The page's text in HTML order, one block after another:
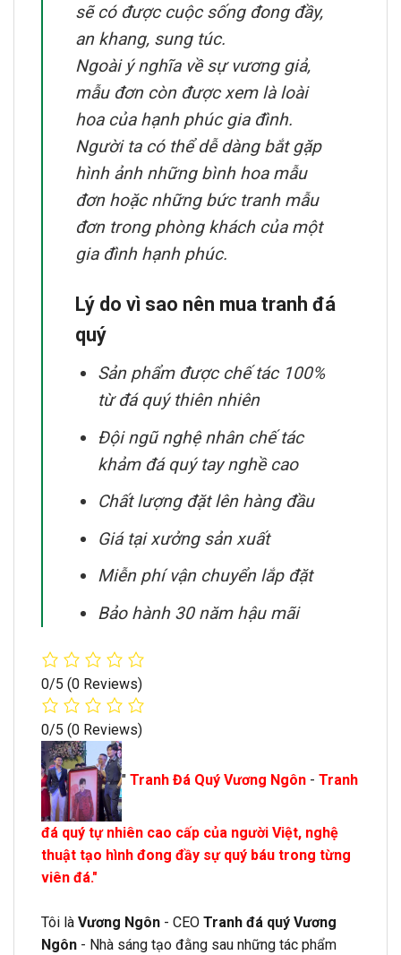
sẽ có được cuộc sống đong đầy,
an khang, sung túc.
Ngoài ý nghĩa về sự vương giả,
mẫu đơn còn được xem là loài
hoa của hạnh phúc gia đình.
Người ta có thể dễ dàng bắt gặp
hình ảnh những bình hoa mẫu
đơn hoặc những bức tranh mẫu
đơn trong phòng khách của một
gia đình hạnh phúc.
Lý do vì sao nên mua tranh đá
quý
Sản phẩm được chế tác 100%
từ đá quý thiên nhiên
Đội ngũ nghệ nhân chế tác
khảm đá quý tay nghề cao
Chất lượng đặt lên hàng đầu
Giá tại xưởng sản xuất
Miễn phí vận chuyển lắp đặt
Bảo hành 30 năm hậu mãi
0/5 (0 Reviews)
0/5 (0 Reviews)
" Tranh Đá Quý Vương Ngôn - Tranh
đá quý tự nhiên cao cấp của người Việt, nghệ
thuật tạo hình đong đầy sự quý báu trong từng
viên đá."
Tôi là Vương Ngôn - CEO Tranh đá quý Vương
Ngôn - Nhà sáng tạo đằng sau những tác phẩm